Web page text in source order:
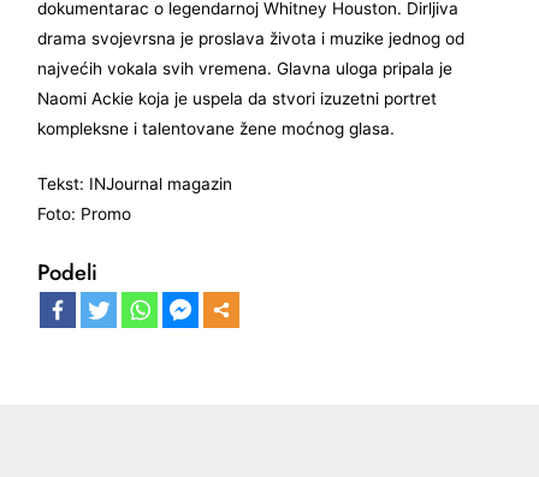
dokumentarac o legendarnoj Whitney Houston. Dirljiva
drama svojevrsna je proslava života i muzike jednog od
najvećih vokala svih vremena. Glavna uloga pripala je
Naomi Ackie koja je uspela da stvori izuzetni portret
kompleksne i talentovane žene moćnog glasa.
Tekst: INJournal magazin
Foto: Promo
Podeli